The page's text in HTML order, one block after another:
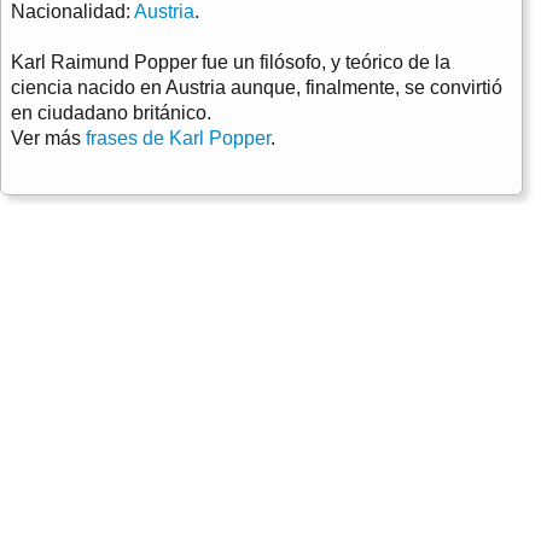
Nacionalidad: Austria.
Karl Raimund Popper fue un filósofo, y teórico de la
ciencia nacido en Austria aunque, finalmente, se convirtió
en ciudadano británico.
Ver más frases de Karl Popper.